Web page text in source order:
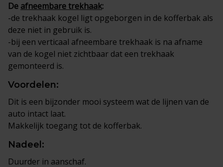
De afneembare trekhaak:
-de trekhaak kogel ligt opgeborgen in de kofferbak als
deze niet in gebruik is.
-bij een verticaal afneembare trekhaak is na afname
van de kogel niet zichtbaar dat een trekhaak
gemonteerd is.
Voordelen:
Dit is een bijzonder mooi systeem wat de lijnen van de
auto intact laat.
Makkelijk toegang tot de kofferbak.
Nadeel:
Duurder in aanschaf.